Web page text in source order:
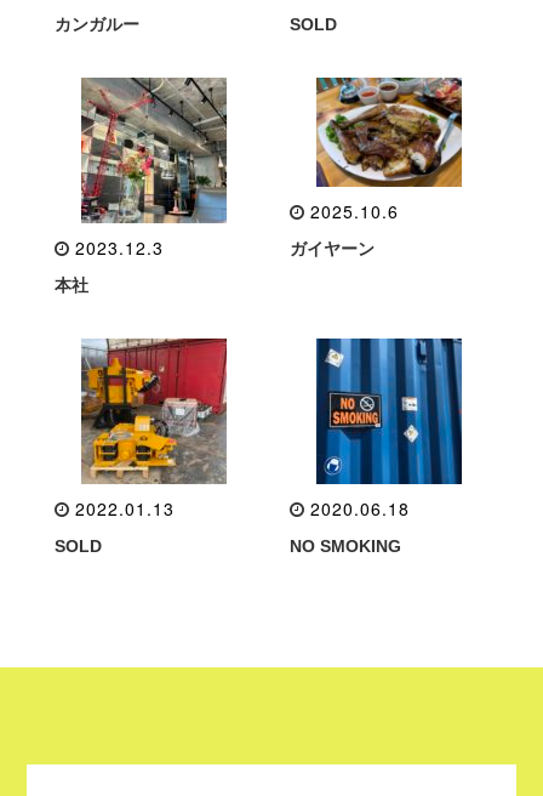
カンガルー SOLD
2023.12.3
本社
2025.10.6
ガイヤーン
2022.01.13
SOLD
2020.06.18
NO SMOKING